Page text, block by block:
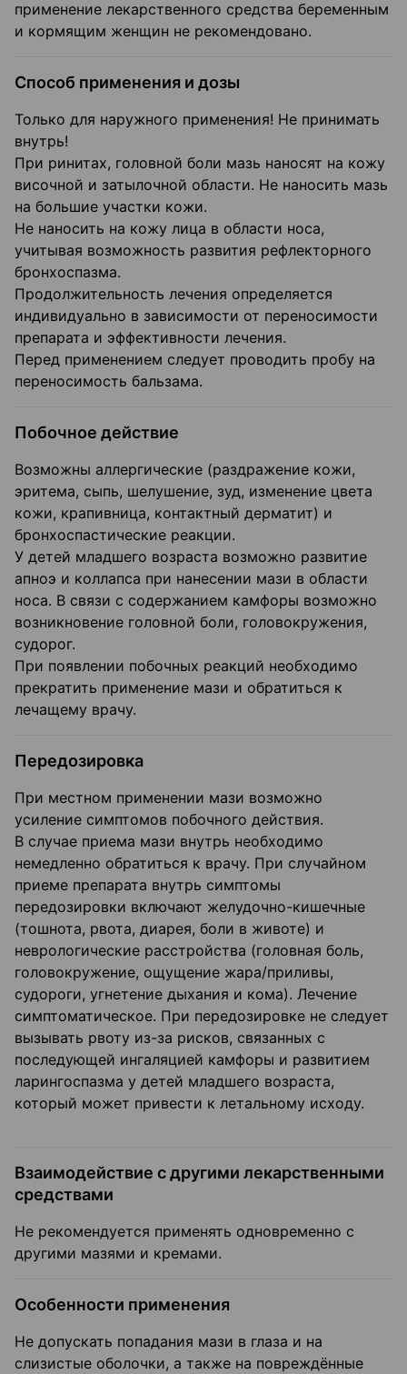
применение лекарственного средства беременным
и кормящим женщин не рекомендовано.
Способ применения и дозы
Только для наружного применения! Не принимать
внутрь!
При ринитах, головной боли мазь наносят на кожу
височной и затылочной области. Не наносить мазь
на большие участки кожи.
Не наносить на кожу лица в области носа,
учитывая возможность развития рефлекторного
бронхоспазма.
Продолжительность лечения определяется
индивидуально в зависимости от переносимости
препарата и эффективности лечения.
Перед применением следует проводить пробу на
переносимость бальзама.
Побочное действие
Возможны аллергические (раздражение кожи,
эритема, сыпь, шелушение, зуд, изменение цвета
кожи, крапивница, контактный дерматит) и
бронхоспастические реакции.
У детей младшего возраста возможно развитие
апноэ и коллапса при нанесении мази в области
носа. В связи с содержанием камфоры возможно
возникновение головной боли, головокружения,
судорог.
При появлении побочных реакций необходимо
прекратить применение мази и обратиться к
лечащему врачу.
Передозировка
При местном применении мази возможно
усиление симптомов побочного действия.
В случае приема мази внутрь необходимо
немедленно обратиться к врачу. При случайном
приеме препарата внутрь симптомы
передозировки включают желудочно-кишечные
(тошнота, рвота, диарея, боли в животе) и
неврологические расстройства (головная боль,
головокружение, ощущение жара/приливы,
судороги, угнетение дыхания и кома). Лечение
симптоматическое. При передозировке не следует
вызывать рвоту из-за рисков, связанных с
последующей ингаляцией камфоры и развитием
ларингоспазма у детей младшего возраста,
который может привести к летальному исходу.
Взаимодействие с другими лекарственными
средствами
Не рекомендуется применять одновременно с
другими мазями и кремами.
Особенности применения
Не допускать попадания мази в глаза и на
слизистые оболочки, а также на повреждённые